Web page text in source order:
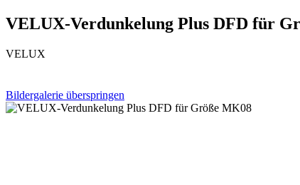
VELUX-Verdunkelung Plus DFD für
VELUX
Bildergalerie überspringen